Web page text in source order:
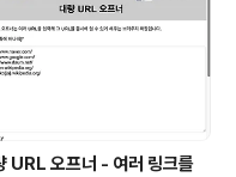
이지형
URL 오프너 - 여러 링크를